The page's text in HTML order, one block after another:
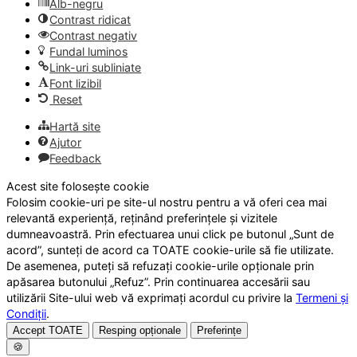
Alb-negru
Contrast ridicat
Contrast negativ
Fundal luminos
Link-uri subliniate
Font lizibil
Reset
Hartă site
Ajutor
Feedback
Acest site folosește cookie
Folosim cookie-uri pe site-ul nostru pentru a vă oferi cea mai
relevantă experiență, reținând preferințele și vizitele
dumneavoastră. Prin efectuarea unui click pe butonul „Sunt de
acord”, sunteți de acord ca TOATE cookie-urile să fie utilizate.
De asemenea, puteți să refuzați cookie-urile opționale prin
apăsarea butonului „Refuz”. Prin continuarea accesării sau
utilizării Site-ului web vă exprimați acordul cu privire la Termeni și
Condiții.
Accept TOATE Resping opționale
Preferințe
🍪